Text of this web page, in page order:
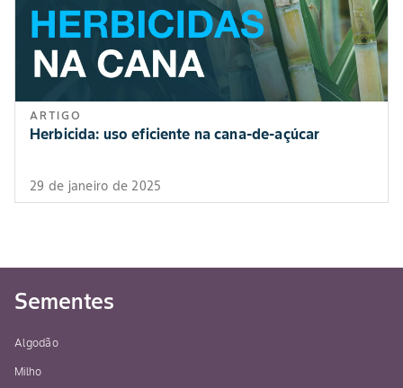
ARTIGO
Herbicida: uso eficiente na cana-de-açúcar
29 de janeiro de 2025
Sementes
Algodão
Milho